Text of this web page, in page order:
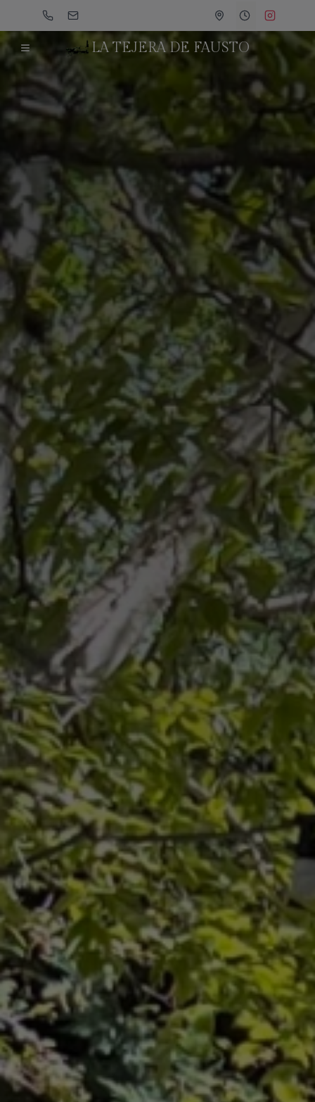
Call Email LocationHours Instagram
LA TEJERA DE FAUSTO